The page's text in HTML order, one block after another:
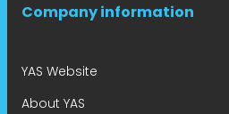
Company information
YAS Website
About YAS